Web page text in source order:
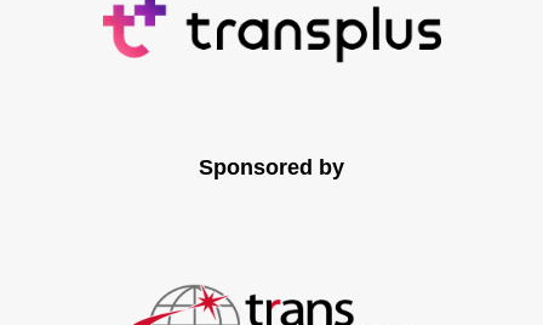
Sponsored by